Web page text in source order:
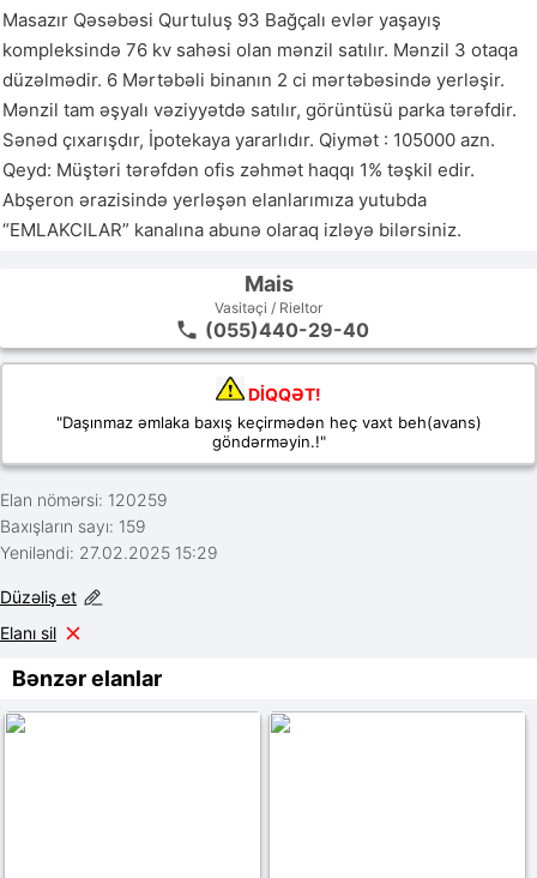
Masazır Qəsəbəsi Qurtuluş 93 Bağçalı evlər yaşayış
kompleksində 76 kv sahəsi olan mənzil satılır. Mənzil 3 otaqa
düzəlmədir. 6 Mərtəbəli binanın 2 ci mərtəbəsində yerləşir.
Mənzil tam əşyalı vəziyyətdə satılır, görüntüsü parka tərəfdir.
Sənəd çıxarışdır, İpotekaya yararlıdır. Qiymət : 105000 azn.
Qeyd: Müştəri tərəfdən ofis zəhmət haqqı 1% təşkil edir.
Abşeron ərazisində yerləşən elanlarımıza yutubda
“EMLAKCILAR” kanalına abunə olaraq izləyə bilərsiniz.
Mais
Vasitəçi / Rieltor
(055)440-29-40
DİQQƏT!
"Daşınmaz əmlaka baxış keçirmədən heç vaxt beh(avans)
göndərməyin.!"
Elan nömərsi: 120259
Baxışların sayı: 159
Yeniləndi: 27.02.2025 15:29
Düzəliş et
Elanı sil
Bənzər elanlar